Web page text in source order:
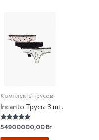
Комплекты трусов
Incanto Трусы 3 шт.
Rated
5.00
out of 5
54900000,00Br